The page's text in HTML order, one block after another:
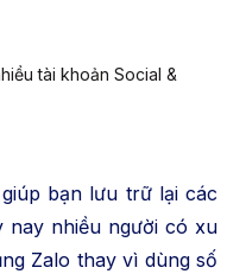
tài khoản Social &
giúp bạn lưu trữ lại các
nay nhiều người có xu
Zalo thay vì dùng số